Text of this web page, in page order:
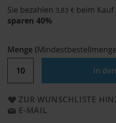
Sie bezahlen 3,83 € beim Kauf
sparen 40%
Menge (
In
ZUR WUNSCHLISTE
E-MAIL